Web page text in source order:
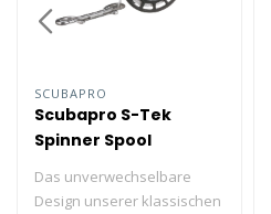
SCUBAPRO
Scubapro S-Tek
Spinner Spool
Das unverwechselbare
Design unserer klassischen